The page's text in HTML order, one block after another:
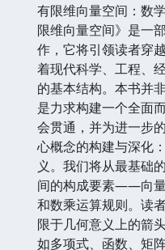
有限维向量空间：数
限维向量空间》是一
作，它将引领读者穿
着现代科学、工程、
的基本结构。本书并
是力求构建一个全面
会贯通，并为进一步
心概念的构建与深化
义。我们将从最基础
间的构成要素——向
和数乘运算规则。读
限于几何意义上的箭
如多项式、函数、矩